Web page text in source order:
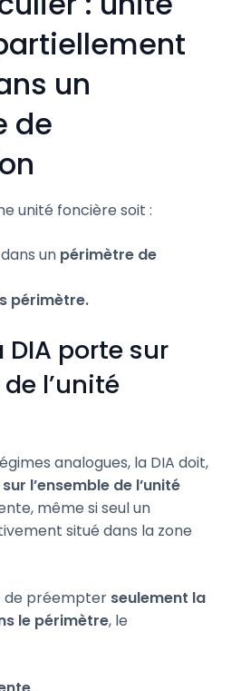
un
de
unité foncière soit :
un périmètre de
périmètre.
DIA porte sur
l’unité
analogues, la DIA doit,
l’ensemble de l’unité
même si seul un
situé dans la zone
de préempter seulement la
le périmètre, le